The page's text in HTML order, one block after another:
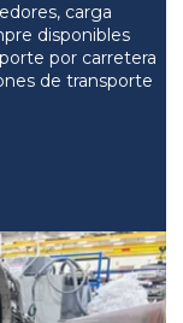
carga
disponibles
por carretera
de transporte